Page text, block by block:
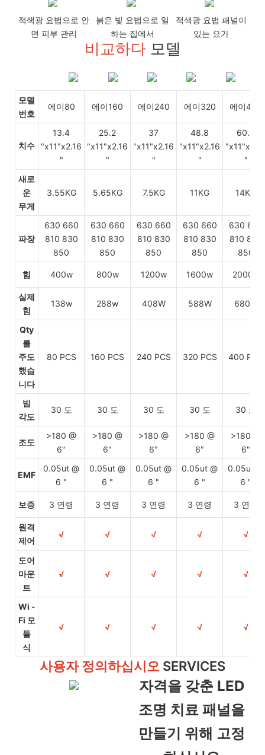
적색광 요법으로 안
면 피부 관리
붉은 빛 요법으로 일
하는 집에서
적색광 요법 패널이
있는 요가
비교하다 모델
모델
번호
에이80 에이160 에이240 에이320 에이400
치수
13.4
"x11"x2.16
"
25.2
"x11"x2.16
"
37
"x11"x2.16
"
48.8
"x11"x2.16
"
60.6
"
새로
운
무게
3.55KG 5.65KG 7.5KG 11KG 14KG
파장
630 660
810 830
850
630 660
810 830
850
630 660
810 830
850
630 660
810 830
850
630 660
810 830
850
힘 400w 800w 1200w 1600w 2000w
실제
힘
138w 288w 408W 588W 680W
Qty
를
주도
했습
니다
80 PCS 160 PCS 240 PCS 320 PCS 400 PCS
빔
각도
30 도 30 도 30 도 30 도 30 도
조도
>180 @
6"
>180 @
6"
>180 @
6"
>180 @
6"
>180 @
6"
EMF
0.05ut @
6 "
0.05ut @
6 "
0.05ut @
6 "
0.05ut @
6 "
0.05ut @
6 "
보증 3 연령 3 연령 3 연령 3 연령 3 연령
원격
제어
√ √ √ √ √
도어
마운
트
√ √ √ √ √
Wi -
Fi 모
듈
식
√ √ √ √ √
사용자 정의하십시오 SERVICES
자격을 갖춘 LED
조명 치료 패널을
만들기 위해 고정